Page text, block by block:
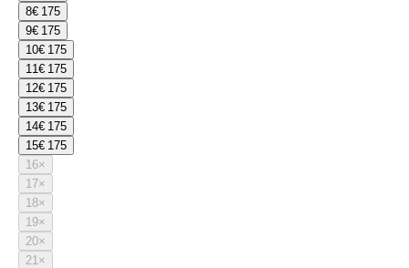
8€ 175
9€ 175
10€ 175
11€ 175
12€ 175
13€ 175
14€ 175
15€ 175
16×
17×
18×
19×
20×
21×